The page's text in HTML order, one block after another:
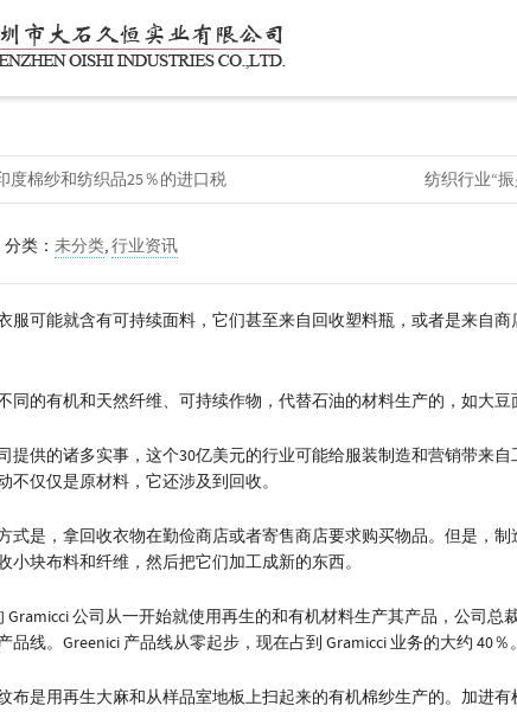
的衬衫尺码中号价格介于
度棉纱和纺织品25％的进口税 纺织行业“
类： 未分类,行业资讯
服可能就含有可持续面料，它们甚至来自回收塑料瓶，或者是来自
同的有机和天然纤维、可持续作物，代替石油的材料生产的，如大豆
提供的诸多实事，这个30亿美元的行业可能给服装制造和营销带来
不仅仅是原材料，它还涉及到回收。
式是，拿回收衣物在勤俭商店或者寄售商店要求购买物品。但是，
小块布料和纤维，然后把它们加工成新的东西。
Gramicci 公司从一开始就使用再生的和有机材料生产其产品，公司总
品线。Greenici 产品线从零起步，现在占到 Gramicci 业务的大约 40％。
布是用再生大麻和从样品室地板上扫起来的有机棉纱生产的。加进